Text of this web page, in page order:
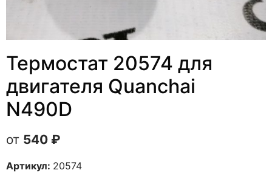
Термостат 20574 для
двигателя Quanchai
N490D
540 ₽
Артикул: 20574